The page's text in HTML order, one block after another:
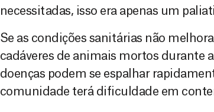
necessitadas, isso era apenas um
Se as condições sanitárias não
cadáveres de animais mortos durante
doenças podem se espalhar
comunidade terá dificuldade em